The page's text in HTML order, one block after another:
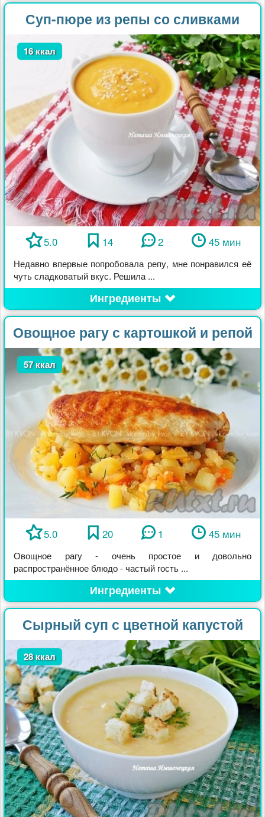
Суп-пюре из репы со сливками
16 ккал
5.0 14 2 45 мин
Недавно впервые попробовала репу, мне понравился её
чуть сладковатый вкус. Решила ...
Ингредиенты
Овощное рагу с картошкой и репой
57 ккал
5.0 20 1 45 мин
Овощное рагу - очень простое и довольно
распространённое блюдо - частый гость ...
Ингредиенты
Сырный суп с цветной капустой
28 ккал